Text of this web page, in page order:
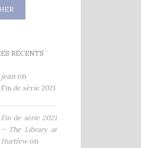
RÉCENTS
jeanon
Fin de série 2021
Fin de série 2021
– The Library at
Hurtfewon